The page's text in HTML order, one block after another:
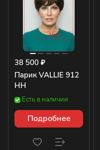
38 500 ₽
Парик VALLIE 912
HH
Есть в наличии
Подробнее